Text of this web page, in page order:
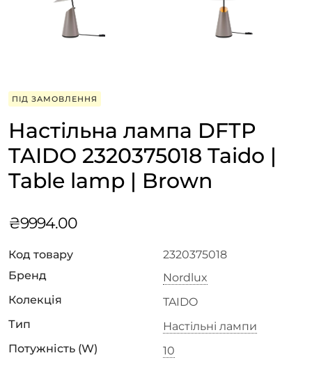
ПІД ЗАМОВЛЕННЯ
Настільна лампа DFTP
TAIDO 2320375018 Taido |
Table lamp | Brown
₴9994.00
Код товару
2320375018
Бренд
Nordlux
Колекція
TAIDO
Тип
Настільні лампи
Потужність (W)
10